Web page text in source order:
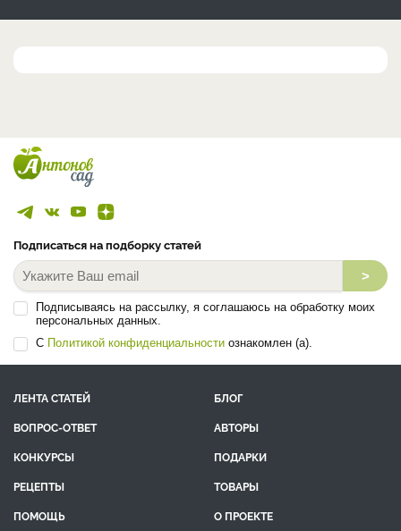
Подписаться на подборку статей
>
Подписываясь на рассылку, я соглашаюсь на обработку моих
персональных данных.
С Политикой конфиденциальности ознакомлен (а).
ЛЕНТА СТАТЕЙ
БЛОГ
ВОПРОС-ОТВЕТ
АВТОРЫ
КОНКУРСЫ
ПОДАРКИ
РЕЦЕПТЫ
ТОВАРЫ
ПОМОЩЬ
О ПРОЕКТЕ